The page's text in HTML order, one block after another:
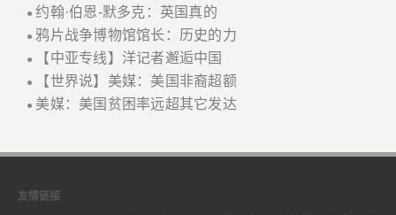
●约翰·伯恩-默多克：英国真的
●鸦片战争博物馆馆长：历史的力
● 【中亚专线】洋记者邂逅中国
● 【世界说】美媒：美国非裔超额
● 美媒：美国贫困率远超其它发达
友情链接